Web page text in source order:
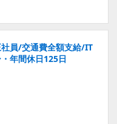
員/交通費全額支給/IT
年間休日125日